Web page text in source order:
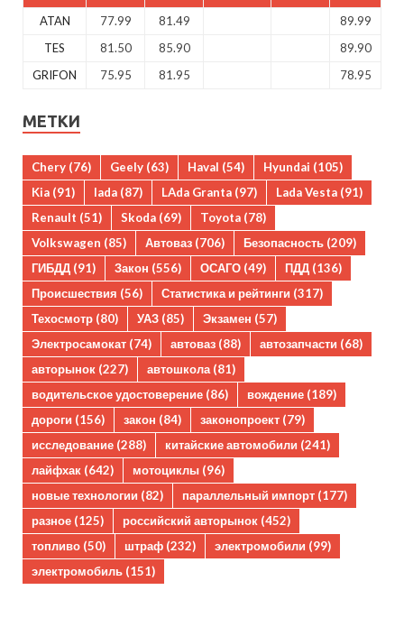
ATAN 77.99 81.49
89.99
TES
81.50 85.90
89.90
GRIFON
75.95 81.95 78.95
МЕТКИ
Chery (76) Geely (63) Haval (54) Hyundai (105)
Kia (91) lada (87) LAda Granta (97) Lada Vesta (91)
Renault (51) Skoda (69) Toyota (78)
Volkswagen (85) Автоваз (706) Безопасность (209)
ГИБДД (91) Закон (556) ОСАГО (49) ПДД (136)
Происшествия (56) Статистика и рейтинги (317)
Техосмотр (80) УАЗ (85) Экзамен (57)
Электросамокат (74) автоваз (88) автозапчасти (68)
авторынок (227) автошкола(81)
водительское удостоверение (86) вождение (189)
дороги (156) закон (84) законопроект (79)
исследование (288) китайские автомобили (241)
лайфхак (642) мотоциклы (96)
новые технологии (82) параллельный импорт (177)
разное (125) российский авторынок (452)
топливо (50) штраф (232) электромобили (99)
электромобиль (151)